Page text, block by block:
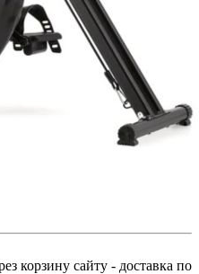
корзину сайту - доставка по